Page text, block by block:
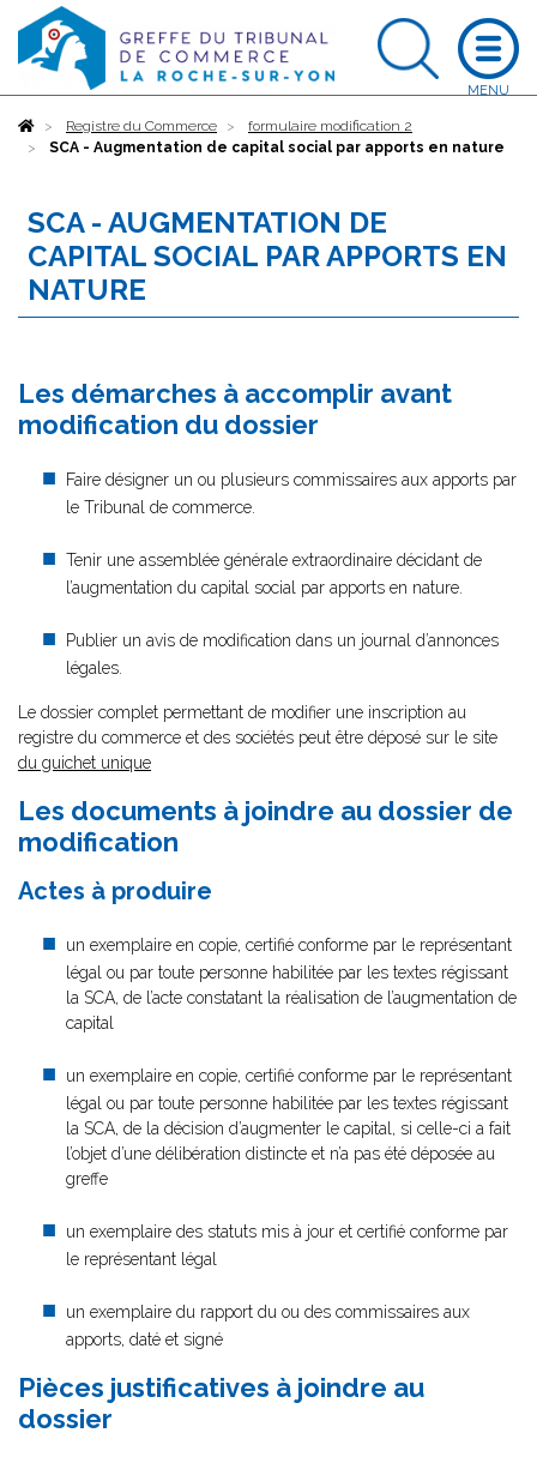
AccueilRegistre du Commerce
formulaire modification 2
SCA - Augmentation de capital social par apports en nature
SCA - AUGMENTATION DE
CAPITAL SOCIAL PAR APPORTS EN
NATURE
Les démarches à accomplir avant
modification du dossier
Faire désigner un ou plusieurs commissaires aux apports par
le Tribunal de commerce.
Tenir une assemblée générale extraordinaire décidant de
l’augmentation du capital social par apports en nature.
Publier un avis de modification dans un journal d’annonces
légales.
Le dossier complet permettant de modifier une inscription au
registre du commerce et des sociétés peut être déposé sur le site
du guichet unique
Les documents à joindre au dossier de
modification
Actes à produire
un exemplaire en copie, certifié conforme par le représentant
légal ou par toute personne habilitée par les textes régissant
la SCA, de l’acte constatant la réalisation de l’augmentation de
capital
un exemplaire en copie, certifié conforme par le représentant
légal ou par toute personne habilitée par les textes régissant
la SCA, de la décision d’augmenter le capital, si celle-ci a fait
l’objet d’une délibération distincte et n’a pas été déposée au
greffe
un exemplaire des statuts mis à jour et certifié conforme par
le représentant légal
un exemplaire du rapport du ou des commissaires aux
apports, daté et signé
Pièces justificatives à joindre au
dossier